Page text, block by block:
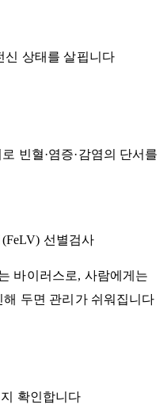
신 상태를 살핍니다
빈혈·염증·감염의 단서를
선별검사
바이러스로, 사람에게는
두면 관리가 쉬워집니다
확인합니다